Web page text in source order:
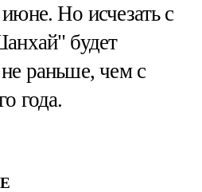
Но исчезать с
будет
раньше, чем с
года.